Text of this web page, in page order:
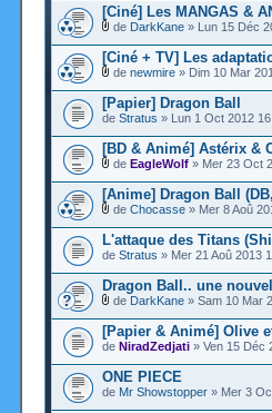
[Ciné] Les MANGAS &
de DarkKane » Lun 15 Déc
[Ciné + TV] Les
de newmire » Dim 10 Mar
[Papier] Dragon Ball
de Stratus » Lun 1 Oct 2012
[BD & Animé] Astérix &
de EagleWolf » Mer 23 Oct
[Anime] Dragon Ball
de Chocasse » Mer 8 Aoû
L'attaque des Titans
de Stratus » Mer 21 Aoû 2013
Dragon Ball.. une
de DarkKane » Sam 10 Mar
[Papier & Animé] Olive
de NiradZedjati » Ven 15 Déc
ONE PIECE
de Mr Showstopper » Mer 3